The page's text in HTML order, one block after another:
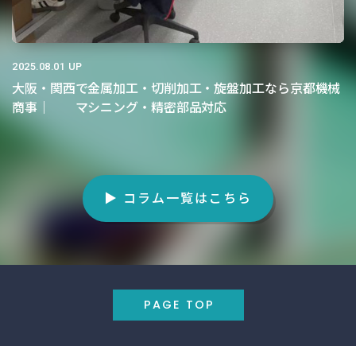
2025.08.01 UP
大阪・関西で金属加工・切削加工・旋盤加工なら京都機械
商事｜ マシニング・精密部品対応
▶ コラム一覧はこちら
PAGE TOP